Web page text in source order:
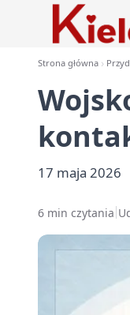
Strona główna
17 maja 2026
6 min czytania